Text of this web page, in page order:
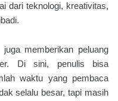
dari teknologi, kreativitas,
memberikan peluang
Di sini, penulis bisa
waktu yang pembaca
selalu besar, tapi masih